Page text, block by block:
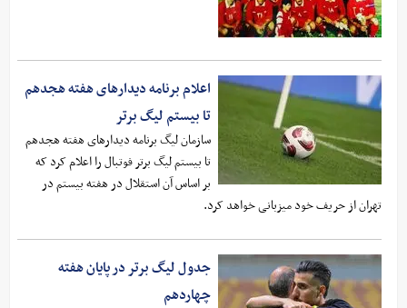
اعلام برنامه دیدارهای هفته هجدهم
تا بیستم لیگ برتر
سازمان لیگ برنامه دیدارهای هفته هجدهم
تا بیستم لیگ برتر فوتبال را اعلام کرد که
بر اساس آن استقلال در هفته بیستم در
تهران از حریف خود میزبانی خواهد کرد.
جدول لیگ برتر در پایان هفته
چهاردهم